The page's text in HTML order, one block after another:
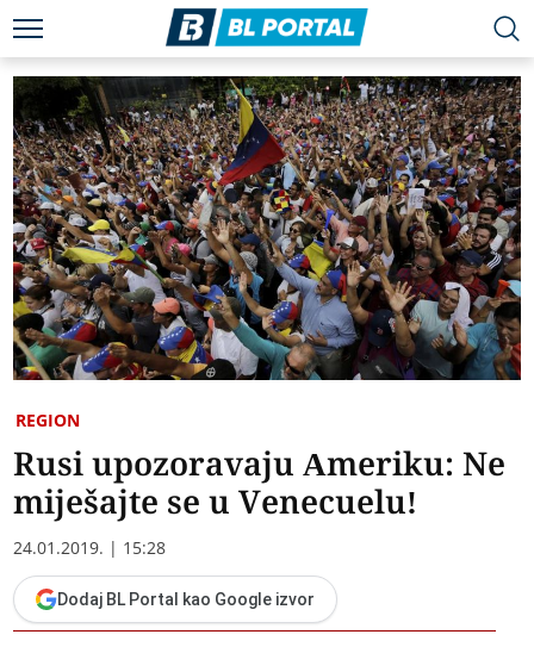
REGION
Rusi upozoravaju Ameriku: Ne
miješajte se u Venecuelu!
24.01.2019. | 15:28
Dodaj BL Portal kao Google izvor